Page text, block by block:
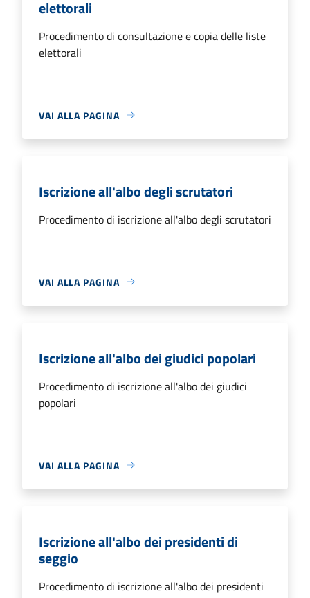
elettorali
Procedimento di consultazione e copia delle liste
elettorali
VAI ALLA PAGINA
Iscrizione all'albo degli scrutatori
Procedimento di iscrizione all'albo degli scrutatori
VAI ALLA PAGINA
Iscrizione all'albo dei giudici popolari
Procedimento di iscrizione all'albo dei giudici
popolari
VAI ALLA PAGINA
Iscrizione all'albo dei presidenti di
seggio
Procedimento di iscrizione all'albo dei presidenti